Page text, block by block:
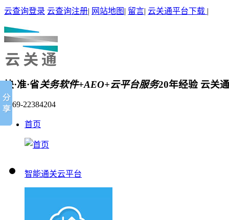
云查询登录 云查询注册| 网站地图 | 留言| 云关通平台下载 |
快·准·省关务软件+AEO+云平台服务20年经验 云关
0769-22384204
首页
智能通关云平台